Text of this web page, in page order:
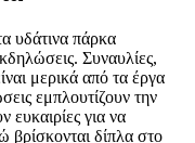
υδάτινα πάρκα
Συναυλίες,
μερικά από τα έργα
εμπλουτίζουν την
ευκαιρίες για να
βρίσκονται δίπλα στο